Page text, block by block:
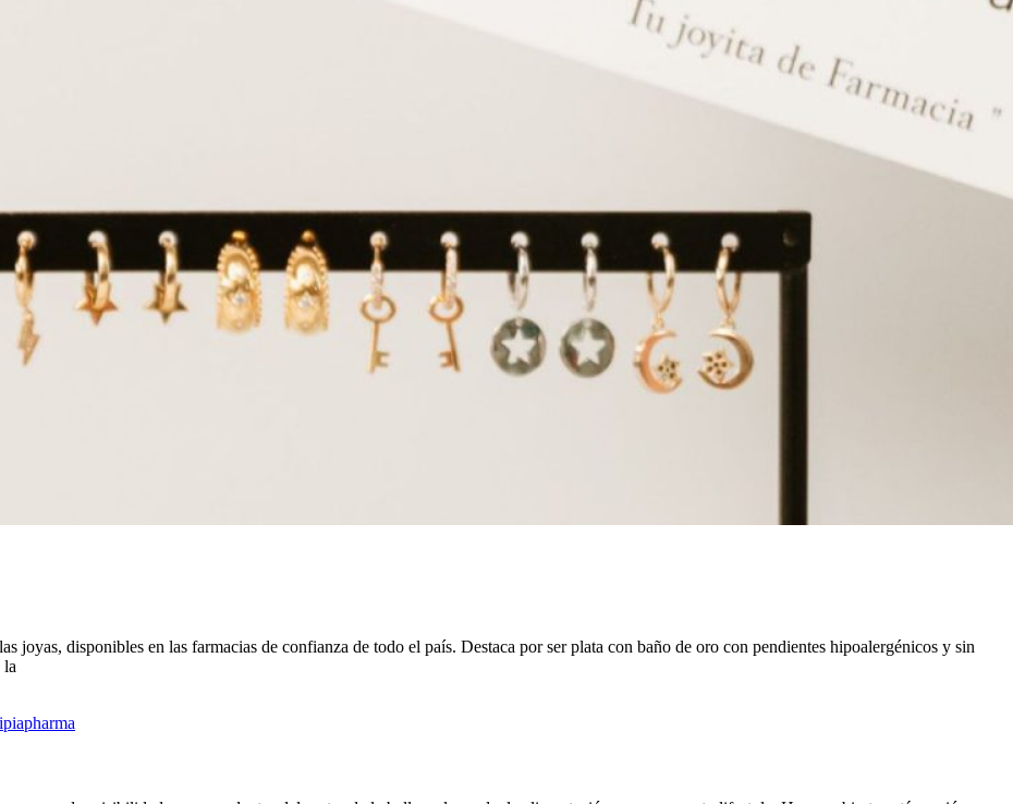
joyas, disponibles en las farmacias de confianza de todo el país. Destaca por ser plata con baño de oro con pendientes hipoalergénicos y sin
la